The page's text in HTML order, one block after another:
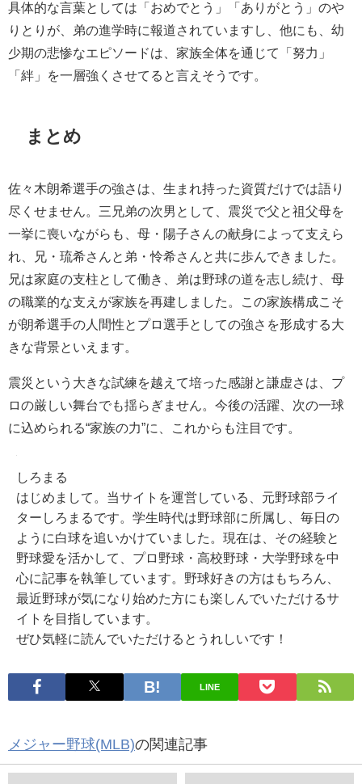
具体的な言葉としては「おめでとう」「ありがとう」のや
りとりが、弟の進学時に報道されていますし、他にも、幼
少期の悲惨なエピソードは、家族全体を通じて「努力」
「絆」を一層強くさせてると言えそうです。
まとめ
佐々木朗希選手の強さは、生まれ持った資質だけでは語り
尽くせません。三兄弟の次男として、震災で父と祖父母を
一挙に喪いながらも、母・陽子さんの献身によって支えら
れ、兄・琉希さんと弟・怜希さんと共に歩んできました。
兄は家庭の支柱として働き、弟は野球の道を志し続け、母
の職業的な支えが家族を再建しました。この家族構成こそ
が朗希選手の人間性とプロ選手としての強さを形成する大
きな背景といえます。
震災という大きな試練を越えて培った感謝と謙虚さは、プ
ロの厳しい舞台でも揺らぎません。今後の活躍、次の一球
に込められる“家族の力”に、これからも注目です。
しろまる
はじめまして。当サイトを運営している、元野球部ライ
ターしろまるです。学生時代は野球部に所属し、毎日の
ように白球を追いかけていました。現在は、その経験と
野球愛を活かして、プロ野球・高校野球・大学野球を中
心に記事を執筆しています。野球好きの方はもちろん、
最近野球が気になり始めた方にも楽しんでいただけるサ
イトを目指しています。
ぜひ気軽に読んでいただけるとうれしいです！
LINE
メジャー野球(MLB)の関連記事